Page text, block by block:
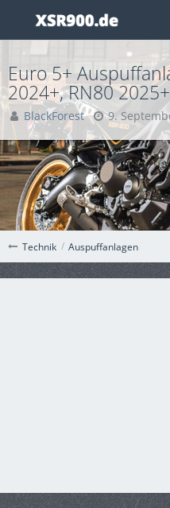
Technik Auspuffanlagen
Euro 5+
2024+, RN80
BlackForest 9.